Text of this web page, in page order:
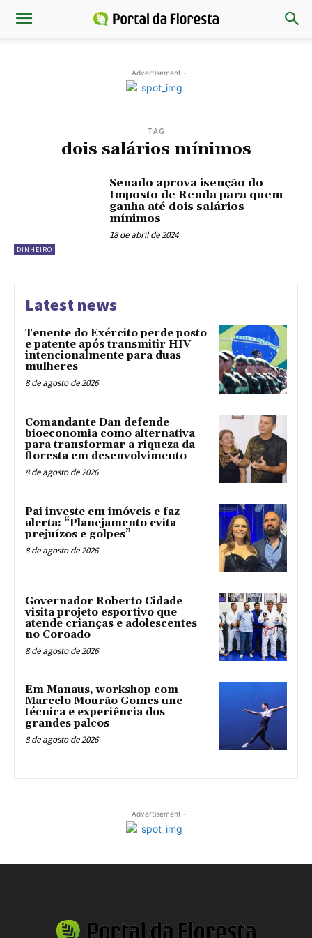
- Advertisement -
TAG
dois salários mínimos
DINHEIRO
Senado aprova isenção do
Imposto de Renda para quem
ganha até dois salários
mínimos
18 de abril de 2024
Latest news
Tenente do Exército perde posto
e patente após transmitir HIV
intencionalmente para duas
mulheres
8 de agosto de 2026
Comandante Dan defende
bioeconomia como alternativa
para transformar a riqueza da
floresta em desenvolvimento
8 de agosto de 2026
Pai investe em imóveis e faz
alerta: “Planejamento evita
prejuízos e golpes”
8 de agosto de 2026
Governador Roberto Cidade
visita projeto esportivo que
atende crianças e adolescentes
no Coroado
8 de agosto de 2026
Em Manaus, workshop com
Marcelo Mourão Gomes une
técnica e experiência dos
grandes palcos
8 de agosto de 2026
- Advertisement -